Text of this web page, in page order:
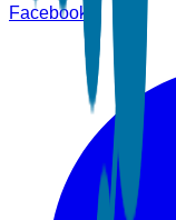
Facebook